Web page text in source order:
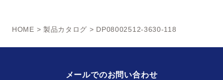
HOME > 製品カタログ > DP08002512-3630-118
メールでのお問い合わせ